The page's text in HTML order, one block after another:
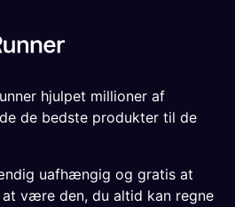
hjulpet millioner af
de bedste produkter til de
uafhængig og gratis at
være den, du altid kan regne